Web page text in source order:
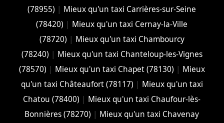
(78955) | Mieux qu'un taxi Carrières-sur-Seine
(78420) | Mieux qu'un taxi Cernay-la-Ville
(78720) | Mieux qu'un taxi Chambourcy
(78240) | Mieux qu'un taxi Chanteloup-les-Vignes
(78570) | Mieux qu'un taxi Chapet (78130) | Mieux
qu'un taxi Châteaufort (78117) | Mieux qu'un taxi
Chatou (78400) | Mieux qu'un taxi Chaufour-lès-
Bonnières (78270) | Mieux qu'un taxi Chavenay